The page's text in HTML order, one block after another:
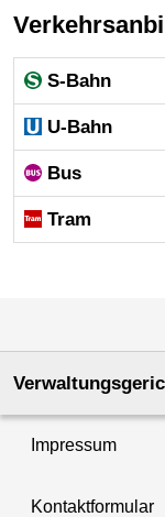
S-Bahn
U-Bahn
Bus
Tram
Impressum
Kontaktformular